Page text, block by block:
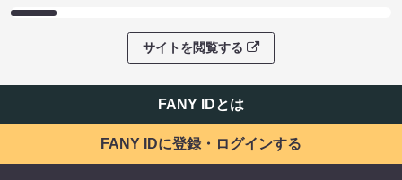
サイトを閲覧する
FANY IDとは
FANY IDに登録・ログインする